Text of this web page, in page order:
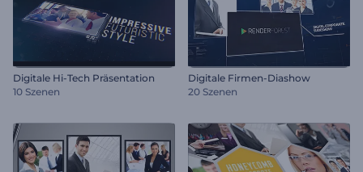
Digitale Hi-Tech Präsentation
10 Szenen
Digitale Firmen-Diashow
20 Szenen